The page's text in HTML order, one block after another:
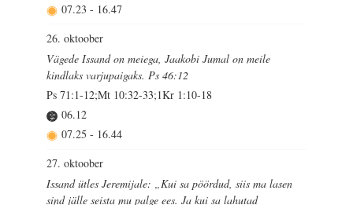
07.23 - 16.47
26. oktoober
Vägede Issand on meiega, Jaakobi Jumal on meile
kindlaks varjupaigaks. Ps 46:12
Ps 71:1-12;Mt 10:32-33;1Kr 1:10-18
06.12
07.25 - 16.44
27. oktoober
Issand ütles Jeremijale: „Kui sa pöördud, siis ma lasen
sind jälle seista mu palge ees. Ja kui sa lahutad